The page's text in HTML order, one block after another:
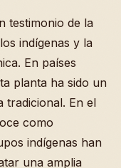
testimonio de la
indígenas y la
En países
planta ha sido un
tradicional. En el
como
indígenas han
una amplia